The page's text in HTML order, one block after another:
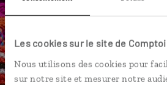
Les cookies sur le site de
Nous utilisons des cookies pour
sur notre site et mesurer notre